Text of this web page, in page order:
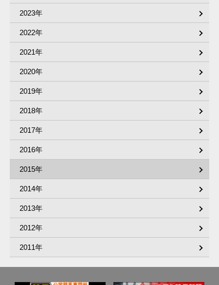
2023年
2022年
2021年
2020年
2019年
2018年
2017年
2016年
2015年
2014年
2013年
2012年
2011年